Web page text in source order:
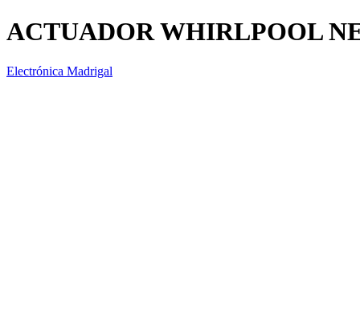
ACTUADOR WHIRLPOOL
Electrónica Madrigal